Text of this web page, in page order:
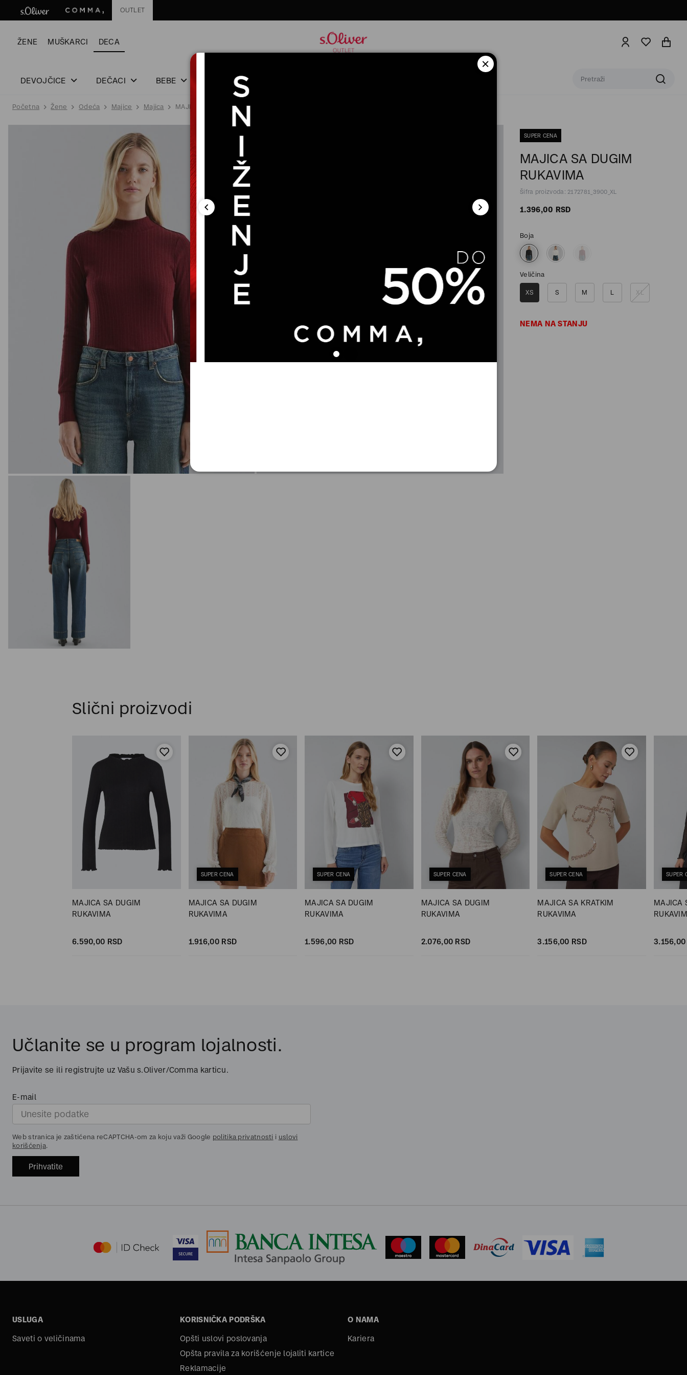
OUTLET
ŽENE MUŠKARCI DECA
DEVOJČICE DEČACI BEBE
Početna Žene Odeća Majice Majica MAJICA SA DUGIM RUKAVIMA
SUPER CENA
MAJICA SA DUGIM
RUKAVIMA
Šifra proizvoda: 2172781_3900_XL
1.396,00 RSD
Boja
Veličina
XS S M L XL
NEMA NA STANJU
Slični proizvodi
MAJICA SA DUGIM
RUKAVIMA
6.590,00 RSD
SUPER CENA
MAJICA SA DUGIM
RUKAVIMA
1.916,00 RSD
SUPER CENA
MAJICA SA DUGIM
RUKAVIMA
1.596,00 RSD
SUPER CENA
MAJICA SA DUGIM
RUKAVIMA
2.076,00 RSD
SUPER CENA
MAJICA SA KRATKIM
RUKAVIMA
3.156,00 RSD
SUPER
MAJICA
3.156,00
Učlanite se u program lojalnosti.
Prijavite se ili registrujte uz Vašu s.Oliver/Comma karticu.
E-mail
Web stranica je zaštićena reCAPTCHA-om za koju važi Google politika privatnosti i uslovi
korišćenja.
Prihvatite
USLUGA
Saveti o veličinama
KORISNIČKA PODRŠKA
Opšti uslovi poslovanja
Opšta pravila za korišćenje lojaliti kartice
Reklamacije
O NAMA
Kariera